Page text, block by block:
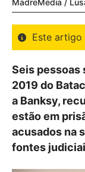
MadreMedia /
Este artigo
Seis pessoas
2019 do
a Banksy,
estão em
acusados na
fontes